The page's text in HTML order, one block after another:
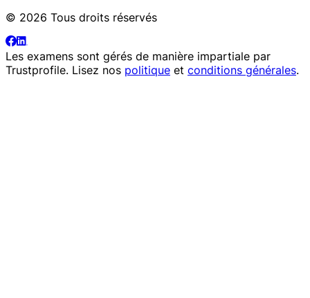
© 2026 Tous droits réservés
Les examens sont gérés de manière impartiale par
Trustprofile. Lisez nos politique et conditions générales.